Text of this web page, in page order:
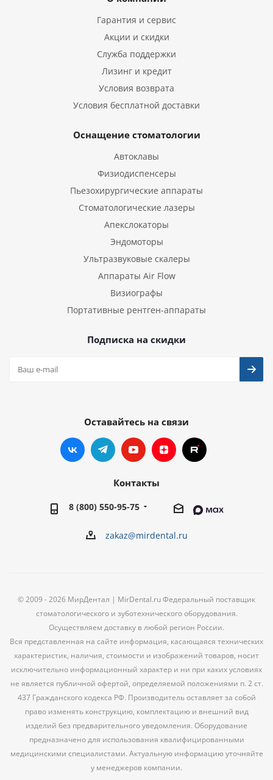
Гарантия и сервис
Акции и скидки
Служба поддержки
Лизинг и кредит
Условия возврата
Условия бесплатной доставки
Оснащение стоматологии
Автоклавы
Физиодиспенсеры
Пьезохирургические аппараты
Стоматологические лазеры
Апекслокаторы
Эндомоторы
Ультразвуковые скалеры
Аппараты Air Flow
Визиографы
Портативные рентген-аппараты
Подписка на скидки
Оставайтесь на связи
Контакты
8 (800) 550-95-75
zakaz@mirdental.ru
© 2009 - 2026 МирДентал | MirDental.ru Федеральный поставщик
стоматологического и зуботехнического оборудования.
Осуществляем доставку в любой регион России.
Вся представленная на сайте информация, касающаяся технических
характеристик, наличия, стоимости и изображений товаров, носит
исключительно информационный характер и ни при каких условиях
не является публичной офертой, определяемой положениями п. 2 ст.
437 Гражданского кодекса РФ. Производитель оставляет за собой
право изменять конструкцию, комплектацию и внешний вид
изделий без предварительного уведомления. Оборудование
предназначено для использования квалифицированными
медицинскими специалистами. Актуальную информацию уточняйте
у менеджеров компании.